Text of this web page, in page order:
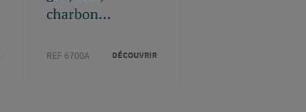
charbon...
REF 6700A DÉCOUVRIR